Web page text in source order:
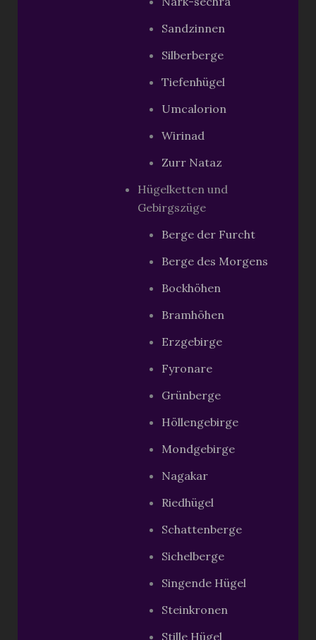
Sandzinnen
Silberberge
Tiefenhügel
Umcalorion
Wirinad
Zurr Nataz
Hügelketten und
Gebirgszüge
Berge der Furcht
Berge des Morgens
Bockhöhen
Bramhöhen
Erzgebirge
Fyronare
Grünberge
Höllengebirge
Mondgebirge
Nagakar
Riedhügel
Schattenberge
Sichelberge
Singende Hügel
Steinkronen
Stille Hügel